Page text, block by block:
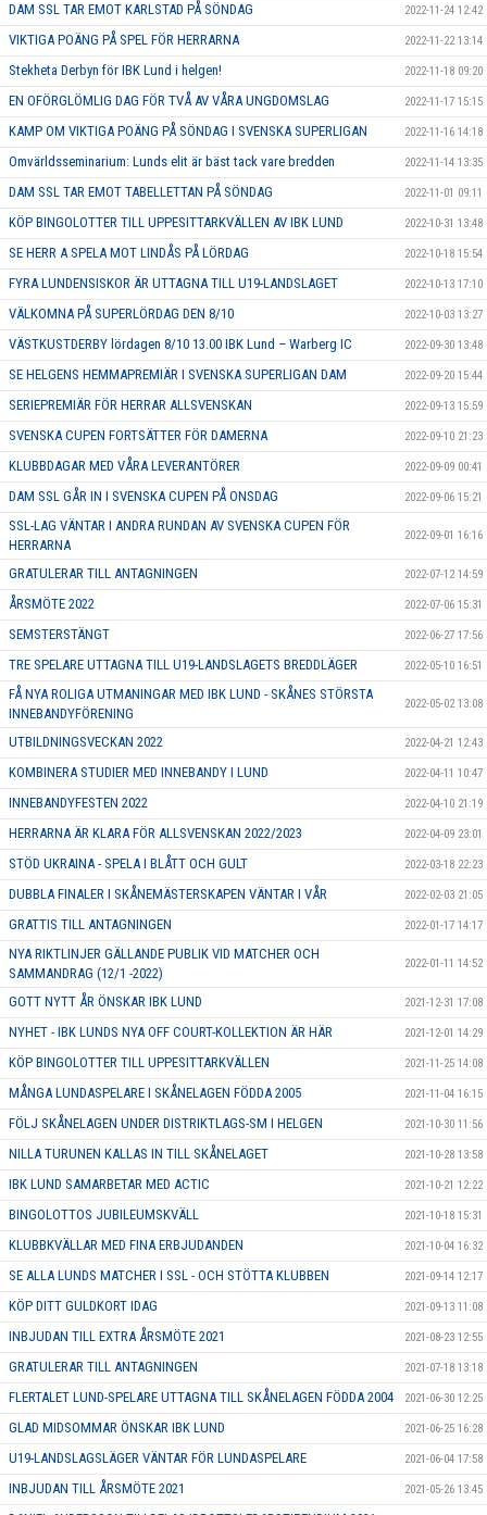
DAM SSL TAR EMOT KARLSTAD PÅ SÖNDAG 2022-11-24 12:42
VIKTIGA POÄNG PÅ SPEL FÖR HERRARNA 2022-11-22 13:14
Stekheta Derbyn för IBK Lund i helgen! 2022-11-18 09:20
EN OFÖRGLÖMLIG DAG FÖR TVÅ AV VÅRA UNGDOMSLAG 2022-11-17 15:15
KAMP OM VIKTIGA POÄNG PÅ SÖNDAG I SVENSKA SUPERLIGAN 2022-11-16 14:18
Omvärldsseminarium: Lunds elit är bäst tack vare bredden 2022-11-14 13:35
DAM SSL TAR EMOT TABELLETTAN PÅ SÖNDAG 2022-11-01 09:11
KÖP BINGOLOTTER TILL UPPESITTARKVÄLLEN AV IBK LUND 2022-10-31 13:48
SE HERR A SPELA MOT LINDÅS PÅ LÖRDAG 2022-10-18 15:54
FYRA LUNDENSISKOR ÄR UTTAGNA TILL U19-LANDSLAGET 2022-10-13 17:10
VÄLKOMNA PÅ SUPERLÖRDAG DEN 8/10 2022-10-03 13:27
VÄSTKUSTDERBY lördagen 8/10 13.00 IBK Lund – Warberg IC 2022-09-30 13:48
SE HELGENS HEMMAPREMIÄR I SVENSKA SUPERLIGAN DAM 2022-09-20 15:44
SERIEPREMIÄR FÖR HERRAR ALLSVENSKAN 2022-09-13 15:59
SVENSKA CUPEN FORTSÄTTER FÖR DAMERNA 2022-09-10 21:23
KLUBBDAGAR MED VÅRA LEVERANTÖRER 2022-09-09 00:41
DAM SSL GÅR IN I SVENSKA CUPEN PÅ ONSDAG 2022-09-06 15:21
SSL-LAG VÄNTAR I ANDRA RUNDAN AV SVENSKA CUPEN FÖR
HERRARNA
2022-09-01 16:16
GRATULERAR TILL ANTAGNINGEN 2022-07-12 14:59
ÅRSMÖTE 2022 2022-07-06 15:31
SEMSTERSTÄNGT 2022-06-27 17:56
TRE SPELARE UTTAGNA TILL U19-LANDSLAGETS BREDDLÄGER 2022-05-10 16:51
FÅ NYA ROLIGA UTMANINGAR MED IBK LUND - SKÅNES STÖRSTA
INNEBANDYFÖRENING
2022-05-02 13:08
UTBILDNINGSVECKAN 2022 2022-04-21 12:43
KOMBINERA STUDIER MED INNEBANDY I LUND 2022-04-11 10:47
INNEBANDYFESTEN 2022 2022-04-10 21:19
HERRARNA ÄR KLARA FÖR ALLSVENSKAN 2022/2023 2022-04-09 23:01
STÖD UKRAINA - SPELA I BLÅTT OCH GULT 2022-03-18 22:23
DUBBLA FINALER I SKÅNEMÄSTERSKAPEN VÄNTAR I VÅR 2022-02-03 21:05
GRATTIS TILL ANTAGNINGEN 2022-01-17 14:17
NYA RIKTLINJER GÄLLANDE PUBLIK VID MATCHER OCH
SAMMANDRAG (12/1 -2022)
2022-01-11 14:52
GOTT NYTT ÅR ÖNSKAR IBK LUND 2021-12-31 17:08
NYHET - IBK LUNDS NYA OFF COURT-KOLLEKTION ÄR HÄR 2021-12-01 14:29
KÖP BINGOLOTTER TILL UPPESITTARKVÄLLEN 2021-11-25 14:08
MÅNGA LUNDASPELARE I SKÅNELAGEN FÖDDA 2005 2021-11-04 16:15
FÖLJ SKÅNELAGEN UNDER DISTRIKTLAGS-SM I HELGEN 2021-10-30 11:56
NILLA TURUNEN KALLAS IN TILL SKÅNELAGET 2021-10-28 13:58
IBK LUND SAMARBETAR MED ACTIC 2021-10-21 12:22
BINGOLOTTOS JUBILEUMSKVÄLL 2021-10-18 15:31
KLUBBKVÄLLAR MED FINA ERBJUDANDEN 2021-10-04 16:32
SE ALLA LUNDS MATCHER I SSL - OCH STÖTTA KLUBBEN 2021-09-14 12:17
KÖP DITT GULDKORT IDAG 2021-09-13 11:08
INBJUDAN TILL EXTRA ÅRSMÖTE 2021 2021-08-23 12:55
GRATULERAR TILL ANTAGNINGEN 2021-07-18 13:18
FLERTALET LUND-SPELARE UTTAGNA TILL SKÅNELAGEN FÖDDA 2004 2021-06-30 12:25
GLAD MIDSOMMAR ÖNSKAR IBK LUND 2021-06-25 16:28
U19-LANDSLAGSLÄGER VÄNTAR FÖR LUNDASPELARE 2021-06-04 17:58
INBJUDAN TILL ÅRSMÖTE 2021 2021-05-26 13:45